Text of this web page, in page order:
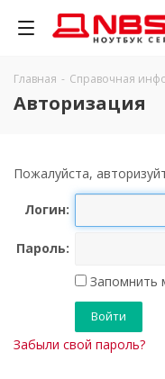
Главная - Справочная
Авторизация
Пожалуйста,
Логин:
Пароль:
Запомнить
Забыли свой пароль?